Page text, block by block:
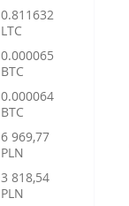
0.811632
LTC
0.000065
BTC
0.000064
BTC
6 969,77
PLN
3 818,54
PLN